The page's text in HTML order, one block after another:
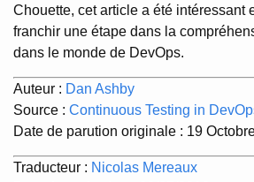
Chouette, cet article a été intéressant
franchir une étape dans la
dans le monde de DevOps.
Auteur : Dan Ashby
Source : Continuous Testing in
Date de parution originale : 19
Traducteur : Nicolas Mereaux